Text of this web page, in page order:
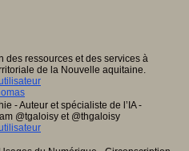
des ressources et des services à
de la Nouvelle aquitaine.
- Auteur et spécialiste de l’IA -
@tgaloisy et @thgaloisy